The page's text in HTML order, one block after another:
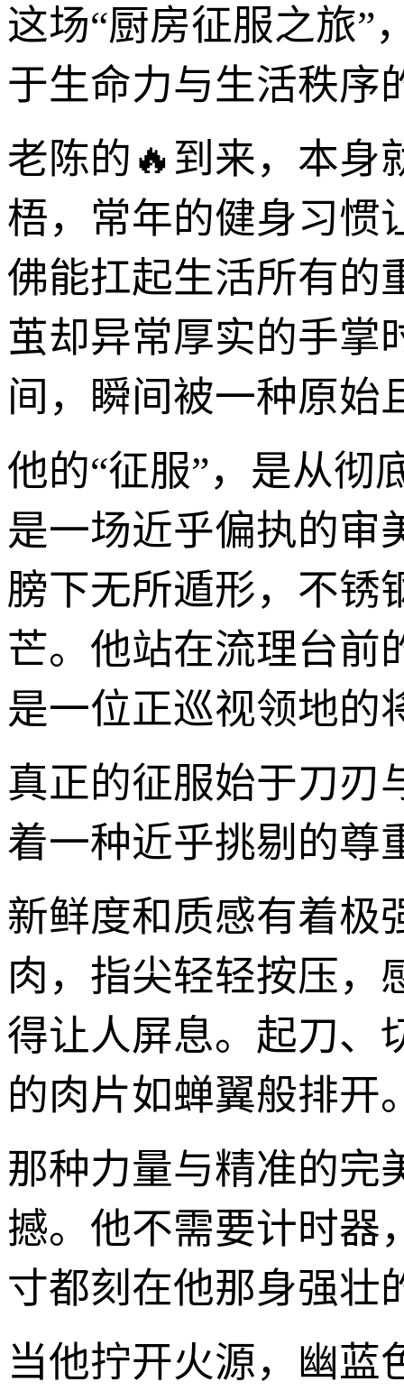
这场“厨房征服之旅”
于生命力与生活秩序
老陈的🔥到来，本身
梧，常年的健身习惯
佛能扛起生活所有的
茧却异常厚实的手掌
间，瞬间被一种原始
他的“征服”，是从彻
是一场近乎偏执的审
膀下无所遁形，不锈
芒。他站在流理台前
是一位正巡视领地的
真正的征服始于刀刃
着一种近乎挑剔的尊
新鲜度和质感有着极
肉，指尖轻轻按压，
得让人屏息。起刀、
的肉片如蝉翼般排开
那种力量与精准的完
撼。他不需要计时器
寸都刻在他那身强壮
当他拧开火源，幽蓝